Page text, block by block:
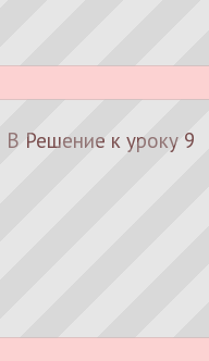
В Решение к уроку 9